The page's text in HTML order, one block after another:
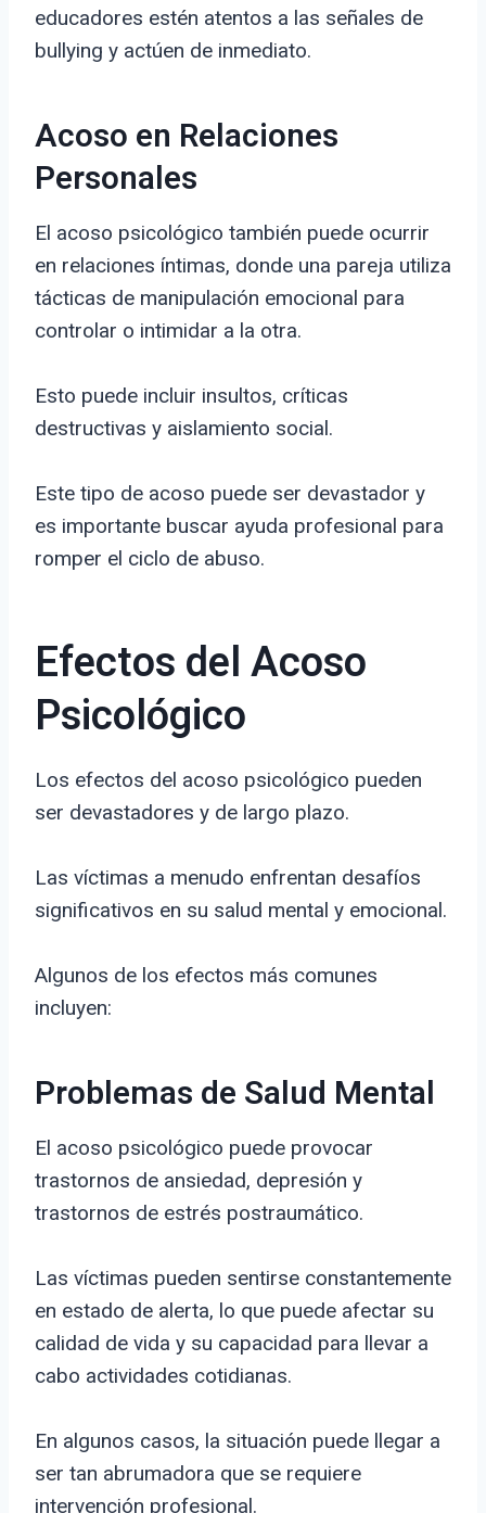
educadores estén atentos a las señales de
bullying y actúen de inmediato.
Acoso en Relaciones
Personales
El acoso psicológico también puede ocurrir
en relaciones íntimas, donde una pareja utiliza
tácticas de manipulación emocional para
controlar o intimidar a la otra.
Esto puede incluir insultos, críticas
destructivas y aislamiento social.
Este tipo de acoso puede ser devastador y
es importante buscar ayuda profesional para
romper el ciclo de abuso.
Efectos del Acoso
Psicológico
Los efectos del acoso psicológico pueden
ser devastadores y de largo plazo.
Las víctimas a menudo enfrentan desafíos
significativos en su salud mental y emocional.
Algunos de los efectos más comunes
incluyen:
Problemas de Salud Mental
El acoso psicológico puede provocar
trastornos de ansiedad, depresión y
trastornos de estrés postraumático.
Las víctimas pueden sentirse constantemente
en estado de alerta, lo que puede afectar su
calidad de vida y su capacidad para llevar a
cabo actividades cotidianas.
En algunos casos, la situación puede llegar a
ser tan abrumadora que se requiere
intervención profesional.